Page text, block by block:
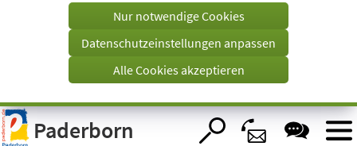
Visuelle
Assistenzsoftware
öffnen.
einem
Tab)
Nur notwendige Cookies
Datenschutzeinstellungen anpassen
Alle Cookies akzeptieren
Paderborn